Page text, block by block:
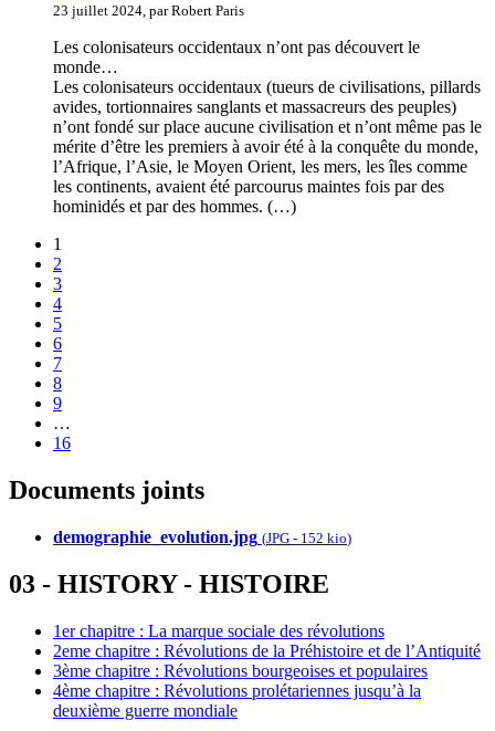
23 juillet 2024, par Robert Paris
Les colonisateurs occidentaux n’ont pas découvert le
monde…
Les colonisateurs occidentaux (tueurs de civilisations, pillards
avides, tortionnaires sanglants et massacreurs des peuples)
n’ont fondé sur place aucune civilisation et n’ont même pas le
mérite d’être les premiers à avoir été à la conquête du monde,
l’Afrique, l’Asie, le Moyen Orient, les mers, les îles comme
les continents, avaient été parcourus maintes fois par des
hominidés et par des hommes. (…)
1
2
3
4
5
6
7
8
9
…
16
Documents joints
demographie_evolution.jpg (JPG - 152 kio)
03 - HISTORY - HISTOIRE
1er chapitre : La marque sociale des révolutions
2eme chapitre : Révolutions de la Préhistoire et de l’Antiquité
3ème chapitre : Révolutions bourgeoises et populaires
4ème chapitre : Révolutions prolétariennes jusqu’à la
deuxième guerre mondiale